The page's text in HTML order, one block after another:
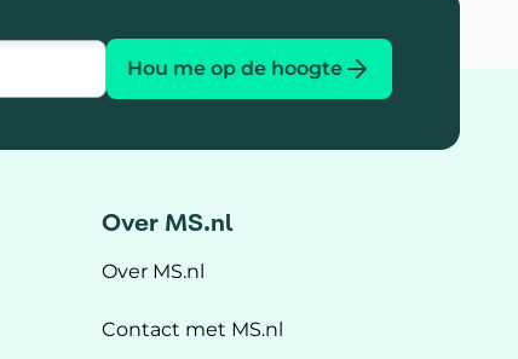
Hou me op de hoogte
Over MS.nl
Over MS.nl
Contact met MS.nl